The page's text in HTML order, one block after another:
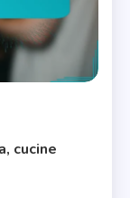
cucine